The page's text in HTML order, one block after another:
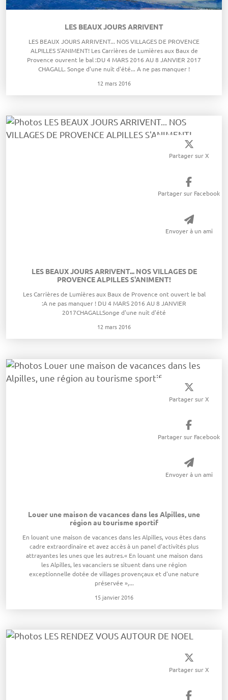
​LES BEAUX JOURS ARRIVENT
​LES BEAUX JOURS ARRIVENT... NOS VILLAGES DE PROVENCE
ALPILLES S'ANIMENT! Les Carrières de Lumières aux Baux de
Provence ouvrent le bal :DU 4 MARS 2016 AU 8 JANVIER 2017
CHAGALL. Songe d'une nuit d'été... A ne pas manquer !
12 mars 2016
Partager sur X
Partager sur Facebook
Envoyer à un ami
LES BEAUX JOURS ARRIVENT... NOS VILLAGES DE
PROVENCE ALPILLES S'ANIMENT!
​Les Carrières de Lumières aux Baux de Provence ont ouvert le bal
:A ne pas manquer ! DU 4 MARS 2016 AU 8 JANVIER
2017CHAGALLSonge d'une nuit d'été
12 mars 2016
Partager sur X
Partager sur Facebook
Envoyer à un ami
Louer une maison de vacances dans les Alpilles, une
région au tourisme sportif
En louant une maison de vacances dans les Alpilles, vous êtes dans
cadre extraordinaire et avez accès à un panel d'activités plus
attrayantes les unes que les autres.« En louant une maison dans
les Alpilles, les vacanciers se situent dans une région
exceptionnelle dotée de villages provençaux et d'une nature
préservée »,...
15 janvier 2016
Partager sur X